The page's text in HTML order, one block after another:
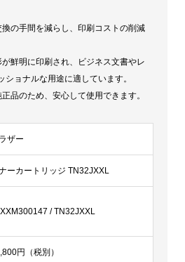
の手間を減らし、印刷コストの削減
鮮明に印刷され、ビジネス文書やレ
ショナルな用途に適しています。
正品のため、安心して使用できます。
ザー
ーカートリッジ TN32JXXL
/ TN32JXXL
円（税別）